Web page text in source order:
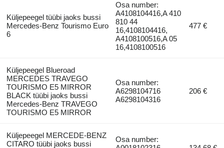
Küljepeegel tüübi jaoks bussi
Mercedes-Benz Tourismo Euro
6
Osa number:
A4108104416,A 410
810 44
16,4108104416,
A4108100516,A 05
16,4108100516
477 €
Küljepeegel Blueroad
MERCEDES TRAVEGO
TOURISMO E5 MIRROR
BLACK tüübi jaoks bussi
Mercedes-Benz TRAVEGO
TOURISMO E5 MIRROR
Osa number:
A6298104716
A6298104316
206 €
Küljepeegel MERCEDE-BENZ
CITARO tüübi jaoks bussi
Osa number: